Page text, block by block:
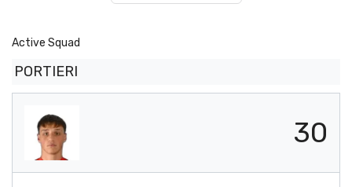
Active Squad
PORTIERI
30